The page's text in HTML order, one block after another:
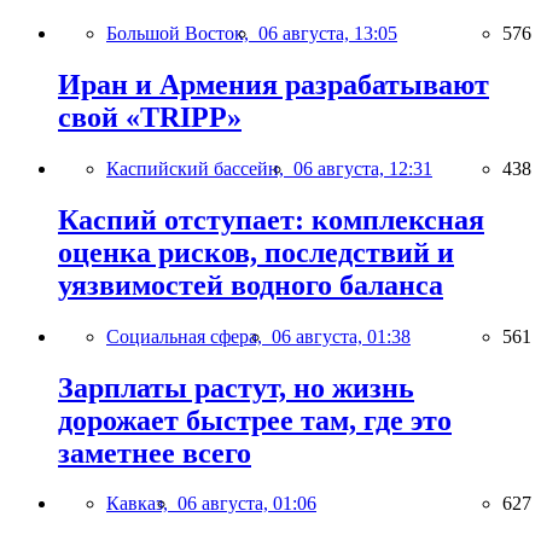
Большой Восток, 06 августа, 13:05 576
Иран и Армения разрабатывают
свой «TRIPP»
Каспийский бассейн, 06 августа, 12:31 438
Каспий отступает: комплексная
оценка рисков, последствий и
уязвимостей водного баланса
Социальная сфера, 06 августа, 01:38 561
Зарплаты растут, но жизнь
дорожает быстрее там, где это
заметнее всего
Кавказ, 06 августа, 01:06 627